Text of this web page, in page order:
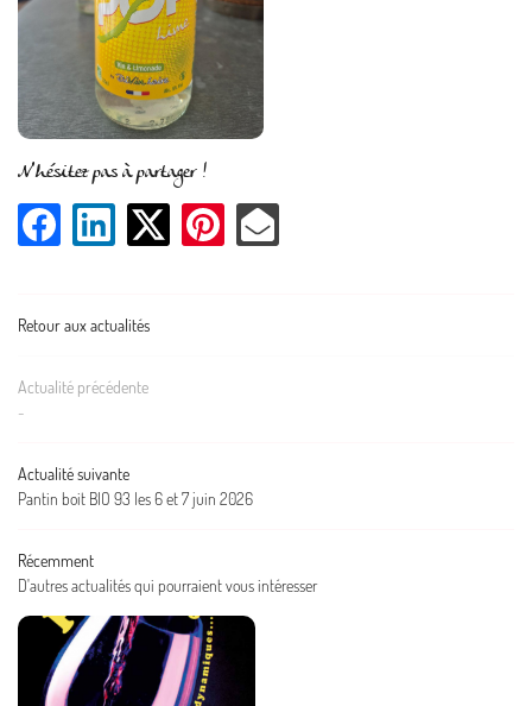
LE DOMAINE
TOURISME
LES VINS
ACTUALITÉS
EN LIGNE
CONTACT
N'hésitez pas à partager !
Retour aux actualités
Actualité précédente
-
Actualité suivante
Pantin boit BIO 93 les 6 et 7 juin 2026
Récemment
D'autres actualités qui pourraient vous intéresser